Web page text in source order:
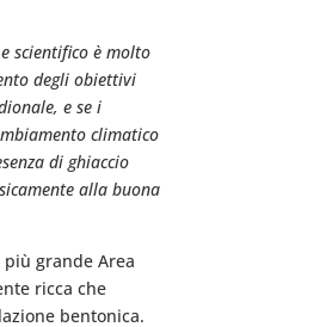
scientifico è molto
degli obiettivi
e se i
climatico
di ghiaccio
alla buona
grande Area
ricca che
bentonica.